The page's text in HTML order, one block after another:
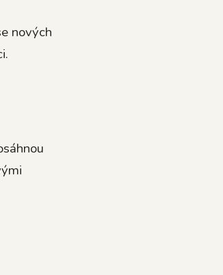
nových